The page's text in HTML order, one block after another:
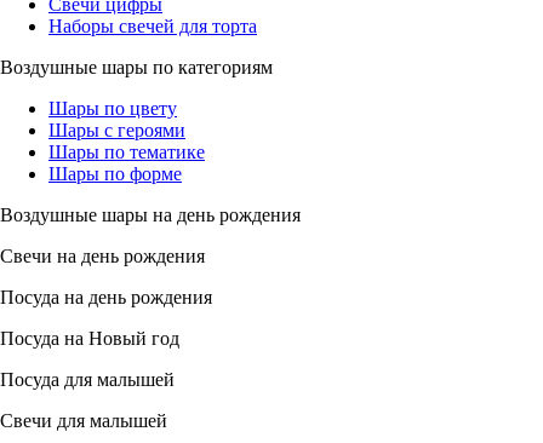
Свечи цифры
Наборы свечей для торта
Воздушные шары по категориям
Шары по цвету
Шары с героями
Шары по тематике
Шары по форме
Воздушные шары на день рождения
Свечи на день рождения
Посуда на день рождения
Посуда на Новый год
Посуда для малышей
Свечи для малышей